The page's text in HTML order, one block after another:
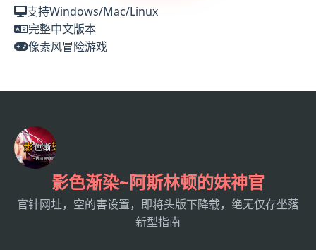
支持Windows/Mac/Linux
完整中文版本
像素风冒险游戏
影色渐染~阿斯林顿的妹神官
官针网址，空的害设置，即将头版下降载，绝无仅存坐落
新型指南